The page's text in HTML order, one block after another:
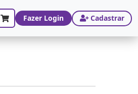
Fazer Login Cadastrar